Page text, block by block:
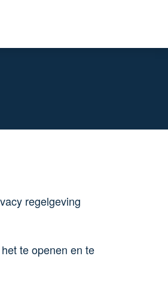
regelgeving
te openen en te